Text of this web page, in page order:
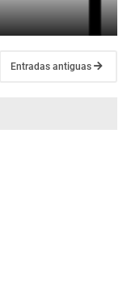
Entradas antiguas